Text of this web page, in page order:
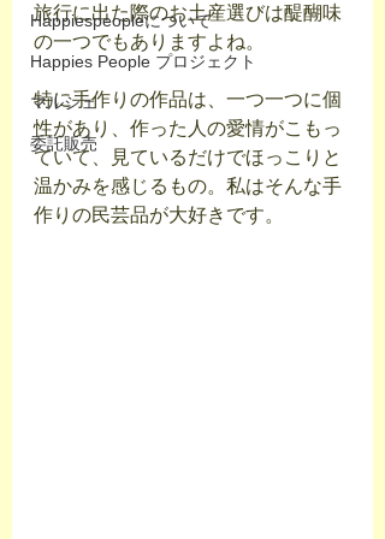
Happiespeopleについて
Happies People プロジェクト
マルシェ
委託販売
旅行に出た際のお土産選びは醍醐味
の一つでもありますよね。
特に手作りの作品は、一つ一つに個
性があり、作った人の愛情がこもっ
ていて、見ているだけでほっこりと
温かみを感じるもの。私はそんな手
作りの民芸品が大好きです。